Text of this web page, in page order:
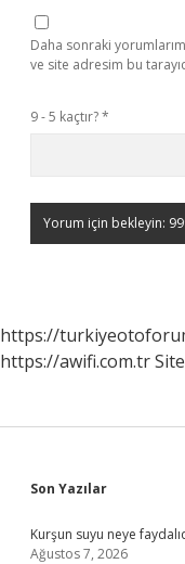
Daha sonraki
ve site adresim bu
9 - 5 kaçtır?*
https://
https://awifi.com.tr
Sidebar
Son Yazılar
Kurşun suyu neye
Ağustos 7, 2026